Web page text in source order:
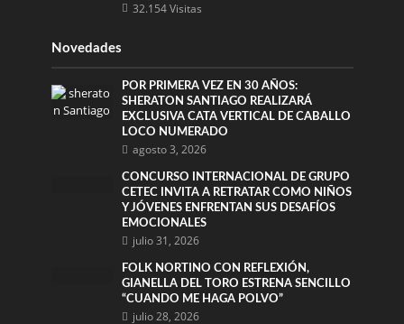
32.154 Visitas
Novedades
POR PRIMERA VEZ EN 30 AÑOS:
SHERATON SANTIAGO REALIZARÁ
EXCLUSIVA CATA VERTICAL DE CABALLO
LOCO NUMERADO
agosto 3, 2026
CONCURSO INTERNACIONAL DE GRUPO
CETEC INVITA A RETRATAR COMO NIÑOS
Y JÓVENES ENFRENTAN SUS DESAFÍOS
EMOCIONALES
julio 31, 2026
FOLK NORTINO CON REFLEXIÓN,
GIANELLA DEL TORO ESTRENA SENCILLO
“CUANDO ME HAGA POLVO”
julio 28, 2026